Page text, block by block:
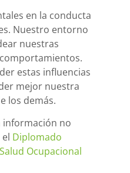
en la conducta
Nuestro entorno
nuestras
estas influencias
mejor nuestra
los demás.
información no
Diplomado
Ocupacional